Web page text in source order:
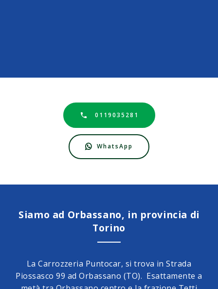
0119035281
WhatsApp
Siamo ad Orbassano, in provincia di
Torino
La Carrozzeria Puntocar, si trova in Strada
Piossasco 99 ad Orbassano (TO). Esattamente a